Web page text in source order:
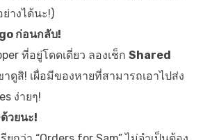
างได้นะ!)
ก่อนกลับ!
ที่อยู่โดดเดี่ยว ลองเช็ก Shared
าดูสิ! เผื่อมีของหายที่สามารถเอาไปส่ง
ง่ายๆ!
วยนะ!